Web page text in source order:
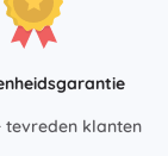
tevreden klanten